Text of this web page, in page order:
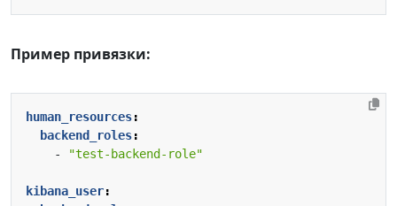
Пример привязки:
human_resources:
backend_roles:
-
"test-backend-role"
kibana_user: